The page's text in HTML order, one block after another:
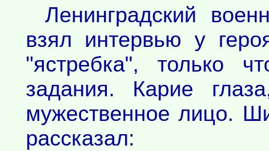
Ленинградский
взял интервью у
"ястребка", только
задания. Карие
мужественное лицо.
рассказал: